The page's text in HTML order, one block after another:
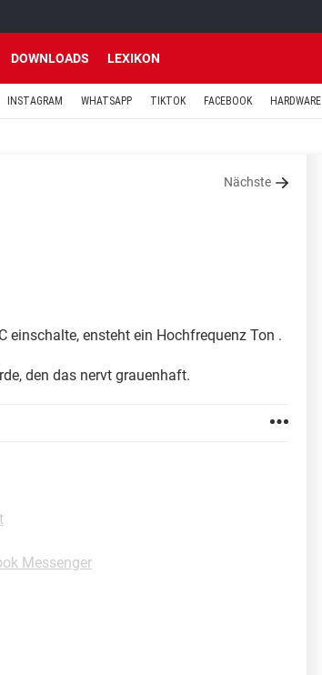
DOWNLOADS LEXIKON
INSTAGRAM WHATSAPP TIKTOK FACEBOOK HARDWARE
Nächste
einschalte, ensteht ein Hochfrequenz Ton .
den das nervt grauenhaft.
Messenger